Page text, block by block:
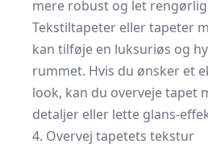
mere robust og let
Tekstiltapeter eller tapeter
kan tilføje en luksuriøs og
rummet. Hvis du ønsker et
look, kan du overveje tapet
detaljer eller lette glans-
4. Overvej tapetets tekstur